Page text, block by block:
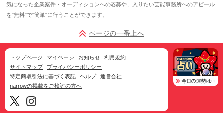
気になった企業案件・オーディションへの応募や、入りたい芸能事務所へのアピール
を"無料"で"簡単"に行うことができます。
ページの一番上へ
トップページ マイページ お知らせ
利用規約
サイトマップ
プライバシーポリシー
特定商取引法に基づく表記
ヘルプ
運営会社
narrowの掲載をご検討の方へ